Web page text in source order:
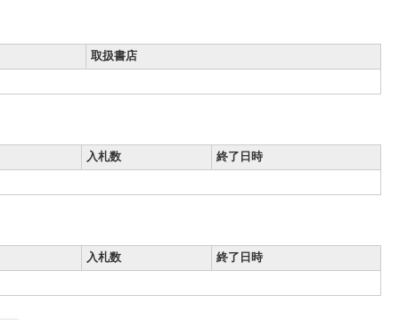
取扱書店
入札数 終了日時
入札数 終了日時